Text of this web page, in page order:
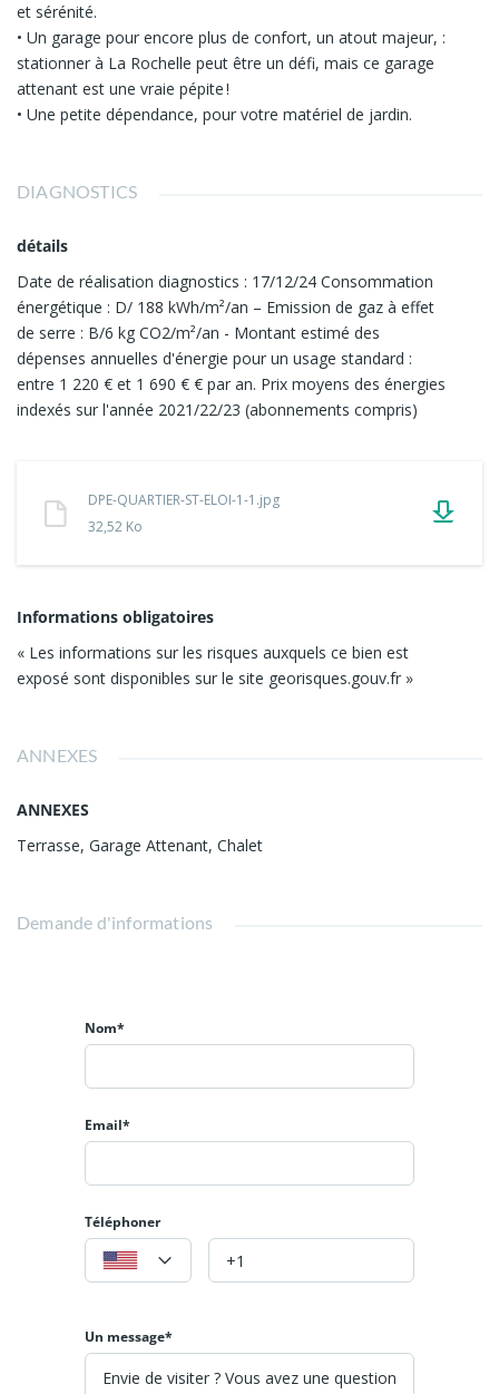
et sérénité.
• Un garage pour encore plus de confort, un atout majeur, :
stationner à La Rochelle peut être un défi, mais ce garage
attenant est une vraie pépite !
• Une petite dépendance, pour votre matériel de jardin.
DIAGNOSTICS
détails
Date de réalisation diagnostics : 17/12/24 Consommation
énergétique : D/ 188 kWh/m²/an – Emission de gaz à effet
de serre : B/6 kg CO2/m²/an - Montant estimé des
dépenses annuelles d'énergie pour un usage standard :
entre 1 220 € et 1 690 € € par an. Prix moyens des énergies
indexés sur l'année 2021/22/23 (abonnements compris)
DPE-QUARTIER-ST-ELOI-1-1.jpg
32,52 Ko
Informations obligatoires
« Les informations sur les risques auxquels ce bien est
exposé sont disponibles sur le site georisques.gouv.fr »
ANNEXES
ANNEXES
Terrasse, Garage Attenant, Chalet
Demande d'informations
Nom*
Email*
Téléphoner
Un message*